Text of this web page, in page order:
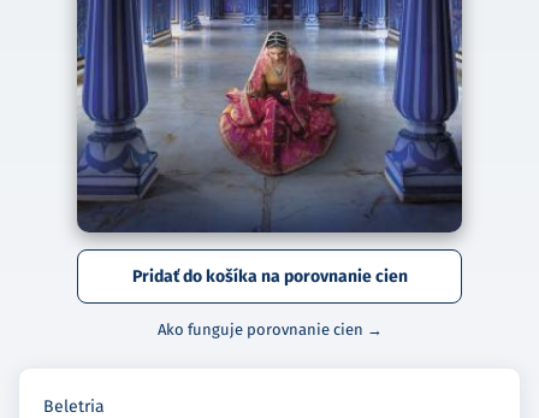
Pridať do košíka na porovnanie cien
Ako funguje porovnanie cien →
Beletria